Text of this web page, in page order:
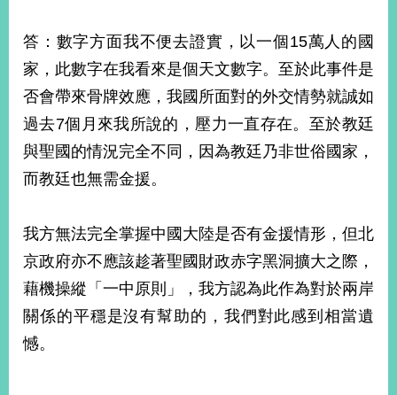
答：數字方面我不便去證實，以一個15萬人的國
家，此數字在我看來是個天文數字。至於此事件是
否會帶來骨牌效應，我國所面對的外交情勢就誠如
過去7個月來我所說的，壓力一直存在。至於教廷
與聖國的情況完全不同，因為教廷乃非世俗國家，
而教廷也無需金援。
我方無法完全掌握中國大陸是否有金援情形，但北
京政府亦不應該趁著聖國財政赤字黑洞擴大之際，
藉機操縱「一中原則」，我方認為此作為對於兩岸
關係的平穩是沒有幫助的，我們對此感到相當遺
憾。